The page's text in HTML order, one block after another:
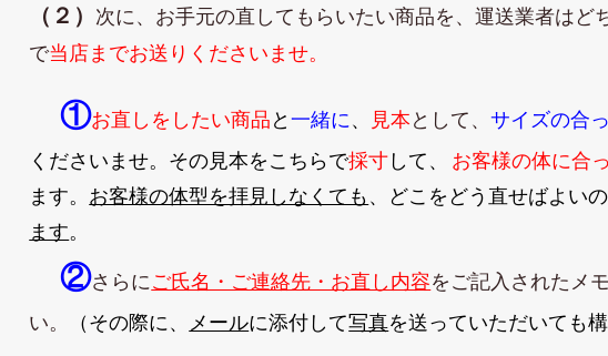
（２） 次に、お手元の直してもらいたい商品を、運送業者はど
で当店までお送 りくださいませ。
①お直しをしたい商品と一緒に、 見本として、サイズの合
くださいませ。その見本をこちらで採寸して、 お客様の体に合
ます。 お客様の体型を拝見しなくても、どこをどう直せばよい
ます。
②さらにご氏名・ご連絡先・お直し内容をご記入されたメ
い。
（その際に、 メールに添付して写真を送っていただいても構